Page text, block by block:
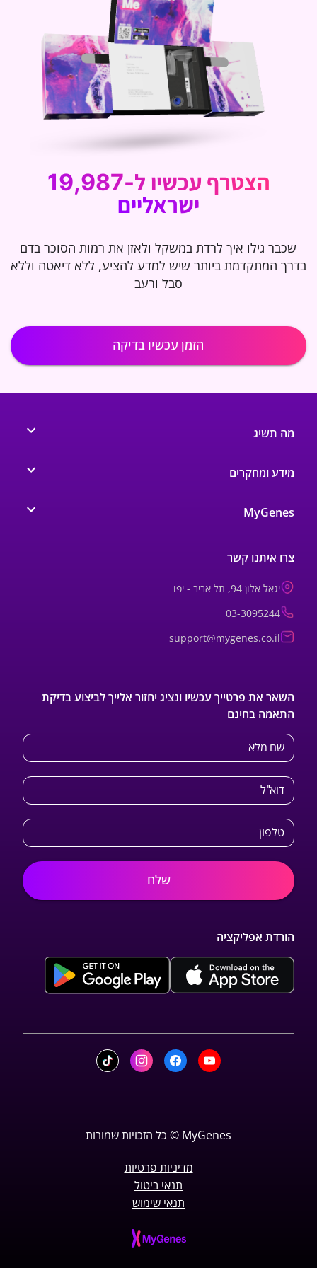
הצטרף עכשיו
ל-19,987
ישראליים
שכבר גילו איך לרדת במשקל ולאזן את רמות הסוכר בדם
בדרך המתקדמת ביותר שיש למדע להציע, ללא דיאטה וללא
סבל ורעב
הזמן עכשיו בדיקה
מה תשיג
מידע ומחקרים
MyGenes
צרו איתנו קשר
יגאל אלון 94, תל אביב - יפו
03-3095244
support@mygenes.co.il
השאר את פרטייך עכשיו ונציג יחזור אלייך לביצוע בדיקת
התאמה בחינם
שם מלא
דוא"ל
טלפון
שלח
הורדת אפליקציה
MyGenes © כל הזכויות שמורות
מדיניות פרטיות
תנאי ביטול
תנאי שימוש